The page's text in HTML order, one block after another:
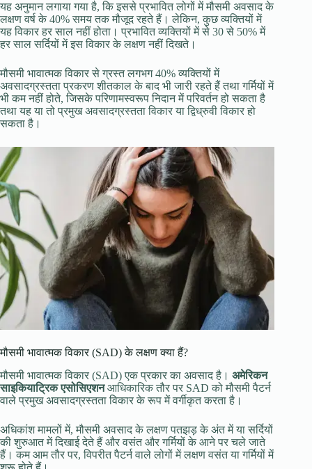
यह अनुमान लगाया गया है, कि इससे प्रभावित लोगों में मौसमी अवसाद के
लक्षण वर्ष के 40% समय तक मौजूद रहते हैं। लेकिन, कुछ व्यक्तियों में
यह विकार हर साल नहीं होता। प्रभावित व्यक्तियों में से 30 से 50% में
हर साल सर्दियों में इस विकार के लक्षण नहीं दिखते।
मौसमी भावात्मक विकार से ग्रस्त लगभग 40% व्यक्तियों में
अवसादग्रस्तता प्रकरण शीतकाल के बाद भी जारी रहते हैं तथा गर्मियों में
भी कम नहीं होते, जिसके परिणामस्वरूप निदान में परिवर्तन हो सकता है
तथा यह या तो प्रमुख अवसादग्रस्तता विकार या द्विध्रुवी विकार हो
सकता है।
मौसमी भावात्मक विकार (SAD) के लक्षण क्या हैं?
मौसमी भावात्मक विकार (SAD) एक प्रकार का अवसाद है। अमेरिकन
साइकियाट्रिक एसोसिएशनआधिकारिक तौर पर SAD को मौसमी पैटर्न
वाले प्रमुख अवसादग्रस्तता विकार के रूप में वर्गीकृत करता है।
अधिकांश मामलों में, मौसमी अवसाद के लक्षण पतझड़ के अंत में या सर्दियों
की शुरुआत में दिखाई देते हैं और वसंत और गर्मियों के आने पर चले जाते
हैं। कम आम तौर पर, विपरीत पैटर्न वाले लोगों में लक्षण वसंत या गर्मियों में